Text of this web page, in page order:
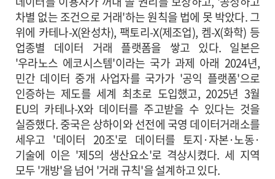
차별 없는 조건으로 거래'하는 원칙을 법에 못 박았다. 그
위에 카테나-X(완성차), 팩토리-X(제조업), 켐-X(화학) 등
업종별 데이터 거래 플랫폼을 쌓고 있다. 일본은
'우라노스 에코시스템'이라는 국가 과제 아래 2024년,
민간 데이터 중개 사업자를 국가가 '공익 플랫폼'으로
인증하는 제도를 세계 최초로 도입했고, 2025년 3월
EU의 카테나-X와 데이터를 주고받을 수 있다는 것을
실증했다. 중국은 상하이와 선전에 국영 데이터거래소를
세우고 '데이터 20조'로 데이터를 토지·자본·노동·
기술에 이은 '제5의 생산요소'로 격상시켰다. 세 지역
모두 '개방'을 넘어 '거래 규칙'을 설계하고 있다.